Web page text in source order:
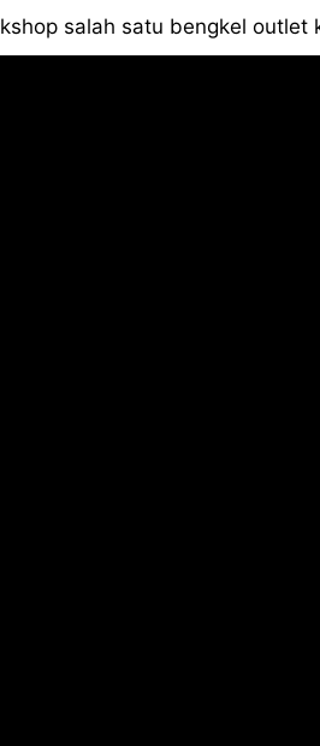
salah satu bengkel outlet